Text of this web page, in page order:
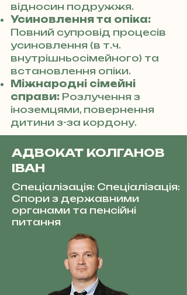
відносин подружжя.
Усиновлення та опіка:
Повний супровід процесів
усиновлення (в т.ч.
внутрішньосімейного) та
встановлення опіки.
Міжнародні сімейні
справи: Розлучення з
іноземцями, повернення
дитини з-за кордону.
АДВОКАТ КОЛГАНОВ
ІВАН
Спеціалізація: Спеціалізація:
Спори з державними
органами та пенсійні
питання